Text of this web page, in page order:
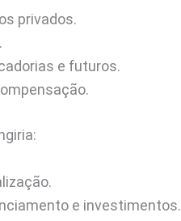
privados.
e futuros.
e investimentos.